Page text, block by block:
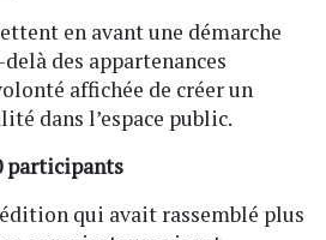
en avant une démarche
des appartenances
affichée de créer un
dans l’espace public.
participants
qui avait rassemblé plus